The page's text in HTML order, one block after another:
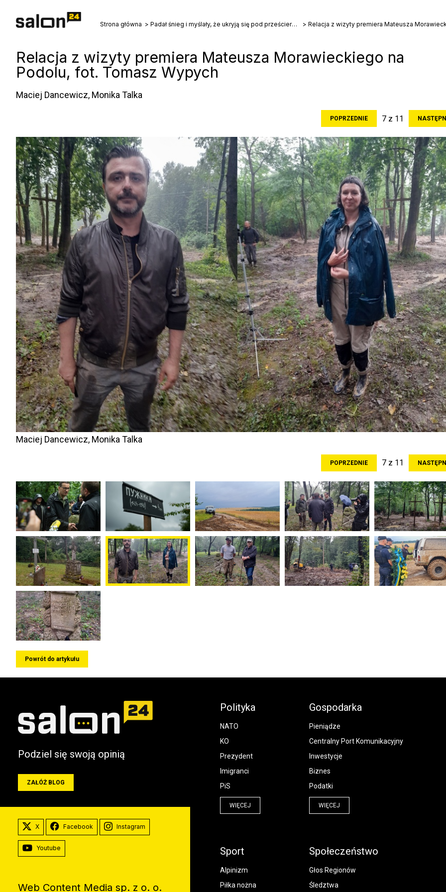
Strona główna Padał śnieg i myślały, że ukryją się pod prześcieradłami. Rzeź polskiej wsi na Podolu Relacja z wizyty premiera Mateusza
Relacja z wizyty premiera Mateusza Morawieckiego na
Podolu, fot. Tomasz Wypych
Maciej Dancewicz, Monika Talka
POPRZEDNIE 7 z 11
Maciej Dancewicz, Monika Talka
POPRZEDNIE 7 z 11
Powrót do artykułu
Podziel się swoją opinią
ZAŁÓŻ BLOG
Polityka
NATO
KO
Prezydent
Imigranci
PiS
WIĘCEJ
Gospodarka
Pieniądze
Centralny Port Komunikacyjny
Inwestycje
Biznes
Podatki
WIĘCEJ
Sport
Alpinizm
Piłka nożna
Społeczeństwo
Głos Regionów
Śledztwa
X Facebook Instagram
Youtube
Web Content Media sp. z o. o.